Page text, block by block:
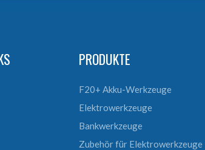
PRODUKTE
F20+ Akku-Werkzeuge
Elektrowerkzeuge
Bankwerkzeuge
Zubehör für Elektrowerkzeuge